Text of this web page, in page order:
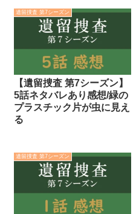
遺留捜査 第7シーズン
【遺留捜査 第7シーズン】
5話ネタバレあり感想/緑の
プラスチック片が虫に見え
る
遺留捜査 第7シーズン